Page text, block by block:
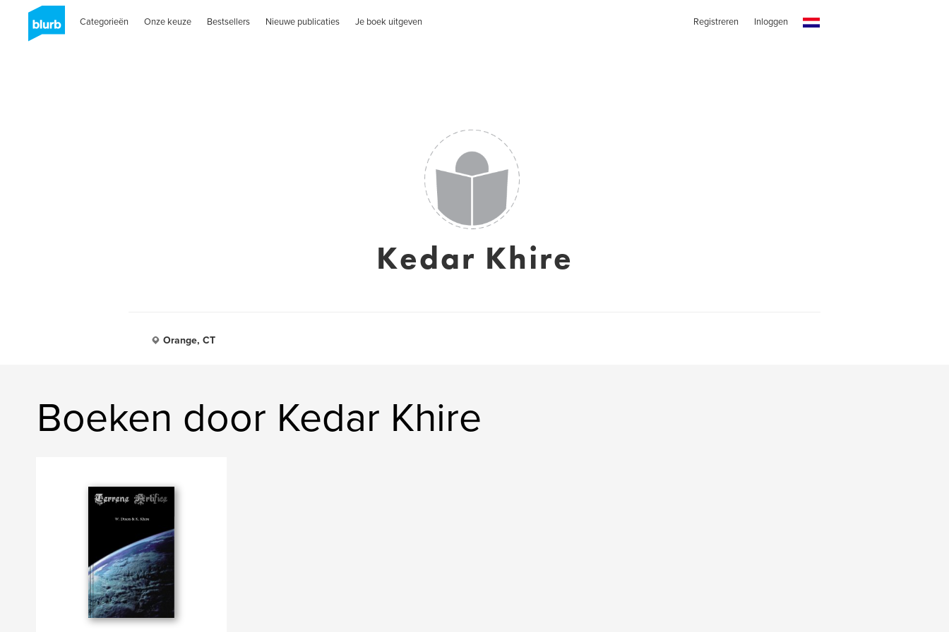
Categorieën Onze keuze Bestsellers Nieuwe publicaties Je boek uitgeven Registreren Inloggen
Kedar Khire
Orange, CT
Boeken door Kedar Khire